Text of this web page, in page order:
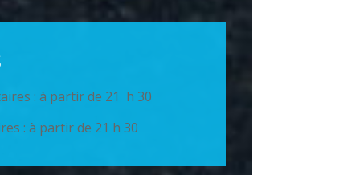
: à partir de 21 h 30
: à partir de 21 h 30